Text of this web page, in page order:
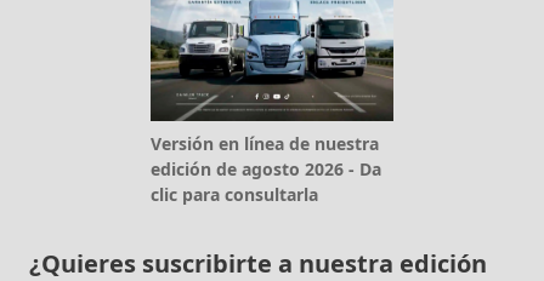
Versión en línea de nuestra
edición de agosto 2026 - Da
clic para consultarla
¿Quieres suscribirte a nuestra edición